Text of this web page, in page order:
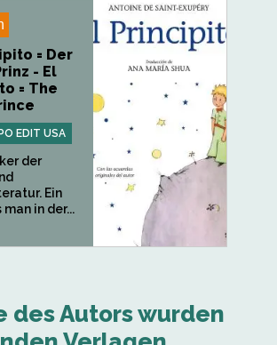
= Der
- El
= The
EDIT USA
der
Ein
man in der...
des Autors wurden